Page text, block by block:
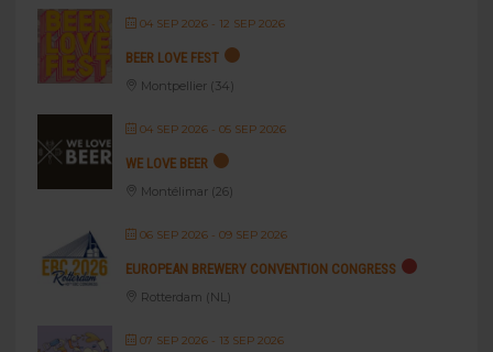
04 SEP 2026- 12 SEP 2026
BEER LOVE FEST
Montpellier (34)
04 SEP 2026- 05 SEP 2026
WE LOVE BEER
Montélimar (26)
06 SEP 2026- 09 SEP 2026
EUROPEAN BREWERY CONVENTION CONGRESS
Rotterdam (NL)
07 SEP 2026- 13 SEP 2026